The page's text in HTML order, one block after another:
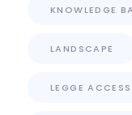
KNOWLEDGE
LANDSCAPE
LEGGE